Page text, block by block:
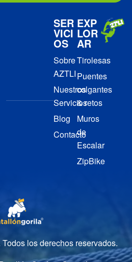
SER
VICI
OS
Sobre
AZTLI
Nuestros
Servicios
Blog
Contacto
EXP
LOR
AR
Tirolesas
Puentes
colgantes
& retos
Muros
de
Escalar
ZipBike
Todos los derechos reservados.